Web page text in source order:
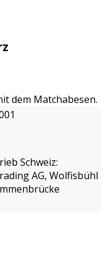
dem Matchabesen.
Schweiz:
AG, Wolfisbühl